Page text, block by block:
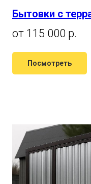
Бытовки с
от 115 000 р.
Посмотреть